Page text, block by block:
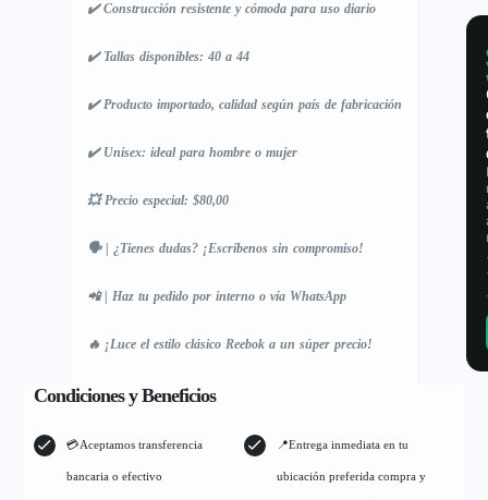
✔️ Construcción resistente y cómoda para uso diario
✔️ Tallas disponibles: 40 a 44
✔️ Producto importado, calidad según país de fabricación
✔️ Unisex: ideal para hombre o mujer
💥 Precio especial: $80,00
🗣️ | ¿Tienes dudas? ¡Escríbenos sin compromiso!
📲 | Haz tu pedido por interno o vía WhatsApp
🔥 ¡Luce el estilo clásico Reebok a un súper precio!
Condiciones y Beneficios
💳Aceptamos transferencia
bancaria o efectivo
📍Entrega inmediata en tu
ubicación preferida compra y